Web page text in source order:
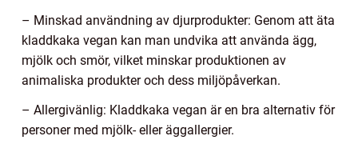
– Minskad användning av djurprodukter: Genom att äta
kladdkaka vegan kan man undvika att använda ägg,
mjölk och smör, vilket minskar produktionen av
animaliska produkter och dess miljöpåverkan.
– Allergivänlig: Kladdkaka vegan är en bra alternativ för
personer med mjölk- eller äggallergier.